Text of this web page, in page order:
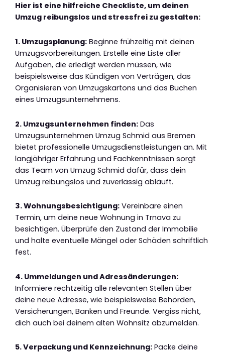
Hier ist eine hilfreiche Checkliste, um deinen
Umzug reibungslos und stressfrei zu gestalten:
1. Umzugsplanung: Beginne frühzeitig mit deinen
Umzugsvorbereitungen. Erstelle eine Liste aller
Aufgaben, die erledigt werden müssen, wie
beispielsweise das Kündigen von Verträgen, das
Organisieren von Umzugskartons und das Buchen
eines Umzugsunternehmens.
2. Umzugsunternehmen finden: Das
Umzugsunternehmen Umzug Schmid aus Bremen
bietet professionelle Umzugsdienstleistungen an. Mit
langjähriger Erfahrung und Fachkenntnissen sorgt
das Team von Umzug Schmid dafür, dass dein
Umzug reibungslos und zuverlässig abläuft.
3. Wohnungsbesichtigung: Vereinbare einen
Termin, um deine neue Wohnung in Trnava zu
besichtigen. Überprüfe den Zustand der Immobilie
und halte eventuelle Mängel oder Schäden schriftlich
fest.
4. Ummeldungen und Adressänderungen:
Informiere rechtzeitig alle relevanten Stellen über
deine neue Adresse, wie beispielsweise Behörden,
Versicherungen, Banken und Freunde. Vergiss nicht,
dich auch bei deinem alten Wohnsitz abzumelden.
5. Verpackung und Kennzeichnung: Packe deine